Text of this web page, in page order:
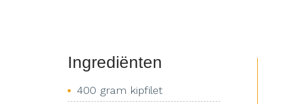
Ingrediënten
400 gram kipfilet